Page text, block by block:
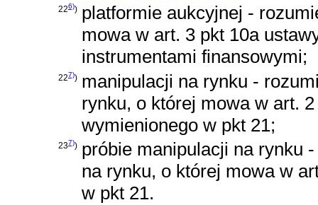
226)) platformie aukcyjnej -
mowa w art. 3 pkt 10a
instrumentami finansowymi;
227)) manipulacji na rynku -
rynku, o której mowa w art.
wymienionego w pkt 21;
237)) próbie manipulacji na rynku
na rynku, o której mowa w
w pkt 21.